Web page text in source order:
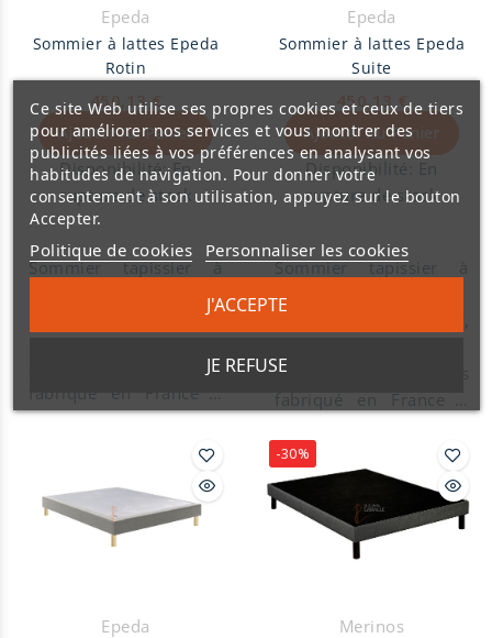
Epeda
Sommier à lattes Epeda
Rotin
450,13 €
Ajouter Au Panier
Disponibilité:En
rupture de stock
Sommier tapissier à
lattes Epeda. Hauteur
de 16 cm, suspension
de confort, zone bassin
renforcée.
Sommier à lattes
fabriqué en France à
Limoges.
Epeda
Sommier à lattes Epeda
Suite
450,13 €
Ajouter Au Panier
Disponibilité:
En
rupture de stock
Sommier tapissier à
lattes Epeda. Hauteur
hôtellerie, confort
ferme.
Sommier à lattes
fabriqué en France à
Epeda
-30%
Merinos
Ce site Web utilise ses propres cookies et ceux de tiers
pour améliorer nos services et vous montrer des
publicités liées à vos préférences en analysant vos
habitudes de navigation. Pour donner votre
consentement à son utilisation, appuyez sur le bouton
Accepter.
Politique de cookies Personnaliser les cookies
JE REFUSE
J'ACCEPTE